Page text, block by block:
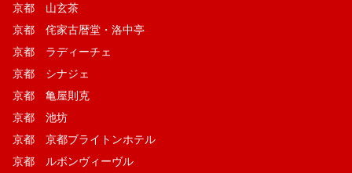
京都 山玄茶
京都 侘家古暦堂・洛中亭
京都 ラディーチェ
京都 シナジェ
京都 亀屋則克
京都 池坊
京都 京都ブライトンホテル
京都 ルボンヴィーヴル